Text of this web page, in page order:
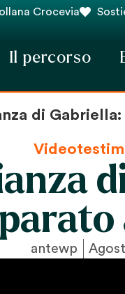
Crocevia
Il percorso
di
antewp